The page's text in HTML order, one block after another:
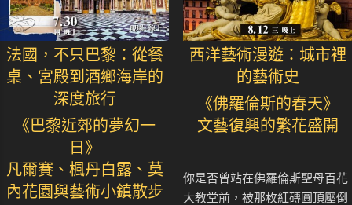
法國，不只巴黎：從餐
桌、宮殿到酒鄉海岸的
深度旅行
《巴黎近郊的夢幻一
日》
凡爾賽、楓丹白露、莫
內花園與藝術小鎮散步
西洋藝術漫遊：城市裡
的藝術史
《佛羅倫斯的春天》
文藝復興的繁花盛開
你是否曾站在佛羅倫斯聖母百花
大教堂前，被那枚紅磚圓頂壓倒